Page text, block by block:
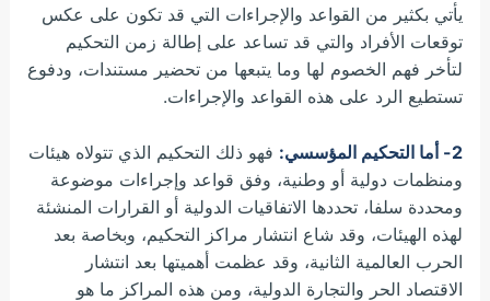
يأتي بكثير من القواعد والإجراءات التي قد تكون على عكس
توقعات الأفراد والتي قد تساعد على إطالة زمن التحكيم
لتأخر فهم الخصوم لها وما يتبعها من تحضير مستندات، ودفوع
تستطيع الرد على هذه القواعد والإجراءات.
2- أما التحكيم المؤسسي:
فهو ذلك التحكيم الذي تتولاه هيئات
ومنظمات دولية أو وطنية، وفق قواعد وإجراءات موضوعة
ومحددة سلفا، تحددها الاتفاقيات الدولية أو القرارات المنشئة
لهذه الهيئات، وقد شاع انتشار مراكز التحكيم، وبخاصة بعد
الحرب العالمية الثانية، وقد عظمت أهميتها بعد انتشار
الاقتصاد الحر والتجارة الدولية، ومن هذه المراكز ما هو